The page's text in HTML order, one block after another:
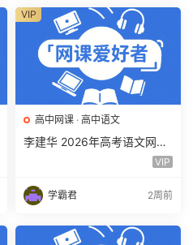
高中网课 · 高中语文
李建华 2026年高考语文网课
教程 高三语文 a+二三轮复习
VIP
学霸君 2周前
VIP